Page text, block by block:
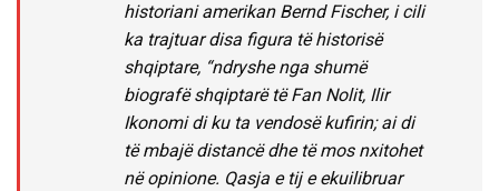
historiani amerikan Bernd Fischer, i cili
ka trajtuar disa figura të historisë
shqiptare, “ndryshe nga shumë
biografë shqiptarë të Fan Nolit, Ilir
Ikonomi di ku ta vendosë kufirin; ai di
të mbajë distancë dhe të mos nxitohet
në opinione. Qasja e tij e ekuilibruar